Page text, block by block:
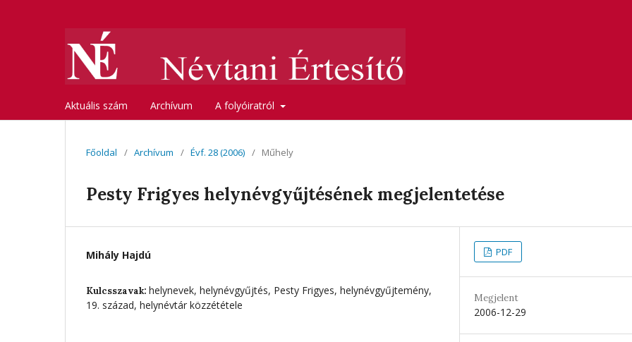
Aktuális szám Archívum A folyóiratról
Főoldal / Archívum / Évf. 28 (2006) / Műhely
Pesty Frigyes helynévgyűjtésének megjelentetése
Mihály Hajdú
Kulcsszavak: helynevek, helynévgyűjtés, Pesty Frigyes, helynévgyűjtemény,
19. század, helynévtár közzététele
PDF
Megjelent
2006-12-29